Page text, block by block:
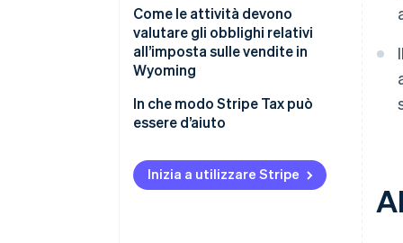
Come le attività devono
valutare gli obblighi relativi
all’imposta sulle vendite in
Wyoming
In che modo Stripe Tax può
essere d’aiuto
Inizia a utilizzare Stripe